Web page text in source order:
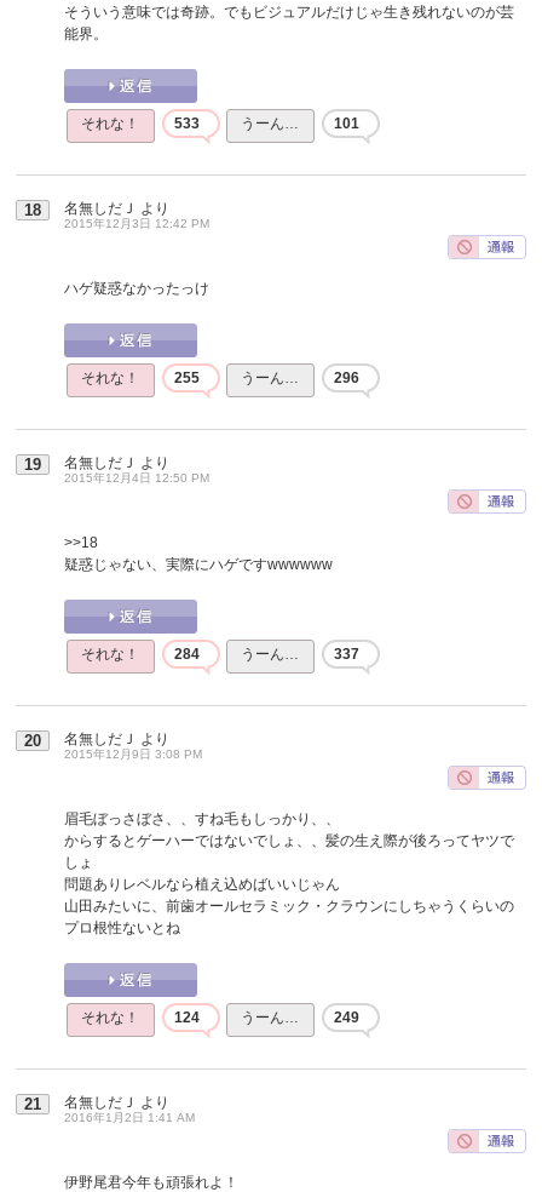
そういう意味では奇跡。でもビジュアルだけじゃ生き残れないのが芸
能界。
それな！ 533 うーん… 101
18 名無しだＪ より
2015年12月3日 12:42 PM
ハゲ疑惑なかったっけ
それな！ 255 うーん… 296
19 名無しだＪ より
2015年12月4日 12:50 PM
>>18
疑惑じゃない、実際にハゲですwwwwww
それな！ 284 うーん… 337
20 名無しだＪ より
2015年12月9日 3:08 PM
眉毛ぼっさぼさ、、すね毛もしっかり、、
からするとゲーハーではないでしょ、、髪の生え際が後ろってヤツで
しょ
問題ありレベルなら植え込めばいいじゃん
山田みたいに、前歯オールセラミック・クラウンにしちゃうくらいの
プロ根性ないとね
それな！ 124 うーん… 249
21 名無しだＪ より
2016年1月2日 1:41 AM
伊野尾君今年も頑張れよ！